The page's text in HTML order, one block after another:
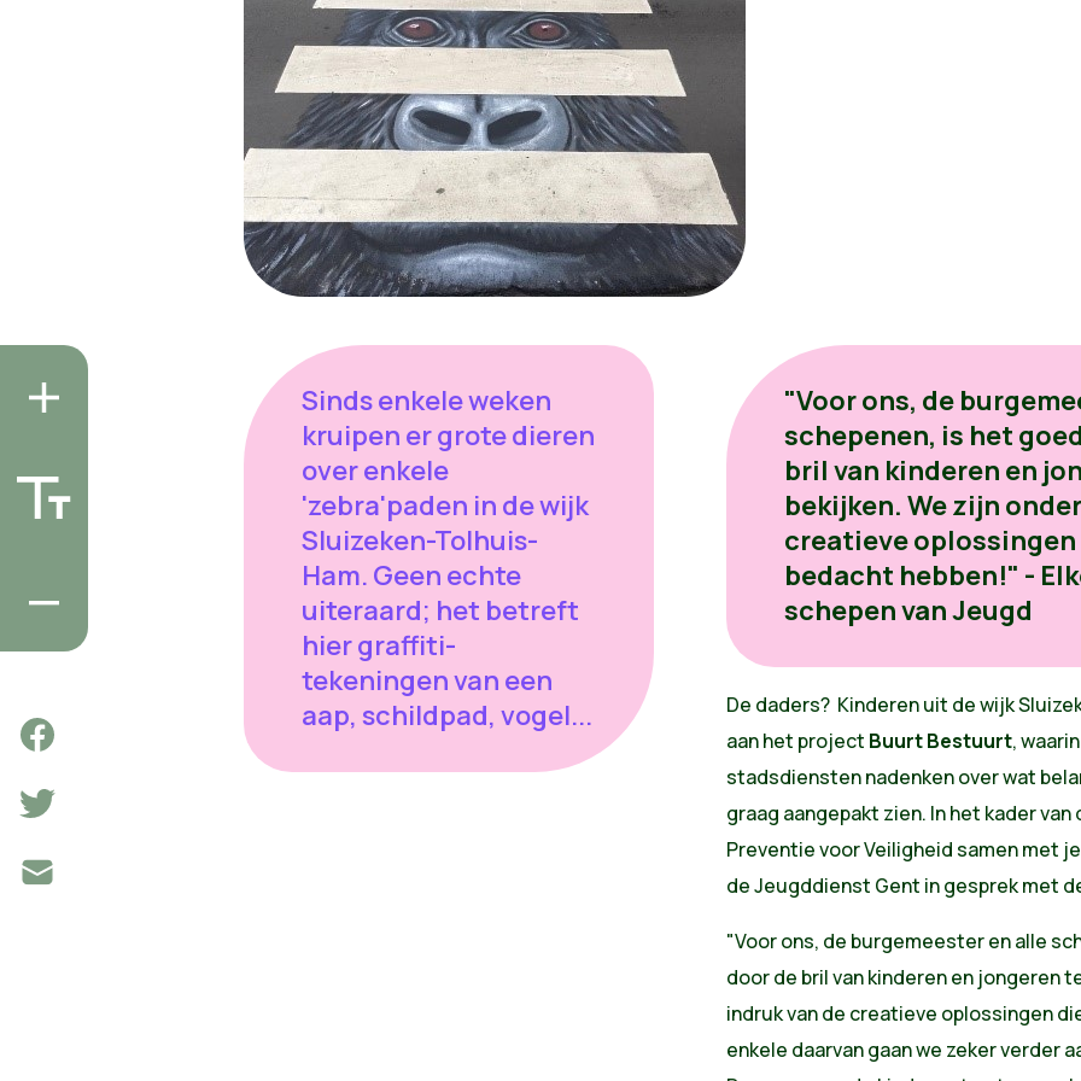
Sinds enkele weken
kruipen er grote dieren
over enkele
'zebra'paden in de wijk
Sluizeken-Tolhuis-
Ham. Geen echte
uiteraard; het betreft
hier graffiti-
tekeningen van een
aap, schildpad, vogel...
"Voor ons, de
schepenen, is het
bril van kinderen en
bekijken. We zijn
creatieve
bedacht hebben!" -
schepen van Jeugd
De daders? Kinderen uit de wijk
aan het project Buurt Bestuurt,
stadsdiensten nadenken over wat
graag aangepakt zien. In het kader
Preventie voor Veiligheid samen met
de Jeugddienst Gent in gesprek met
"Voor ons, de burgemeester en alle
door de bril van kinderen en jongeren
indruk van de creatieve oplossingen
enkele daarvan gaan we zeker verder